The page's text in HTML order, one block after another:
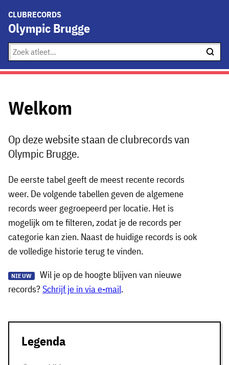
CLUBRECORDS
Olympic Brugge
Welkom
Op deze website staan de clubrecords van
Olympic Brugge.
De eerste tabel geeft de meest recente records
weer. De volgende tabellen geven de algemene
records weer gegroepeerd per locatie. Het is
mogelijk om te filteren, zodat je de records per
categorie kan zien. Naast de huidige records is ook
de volledige historie terug te vinden.
NIEUW
Wil je op de hoogte blijven van nieuwe
records? Schrijf je in via e-mail.
Legenda